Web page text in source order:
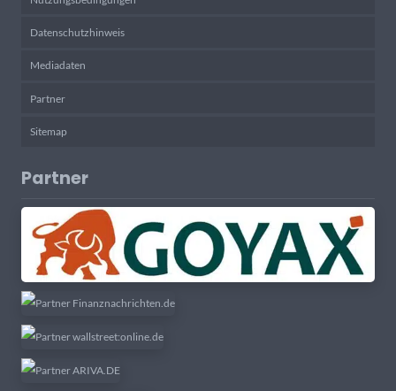
Datenschutzhinweis
Mediadaten
Partner
Sitemap
Partner